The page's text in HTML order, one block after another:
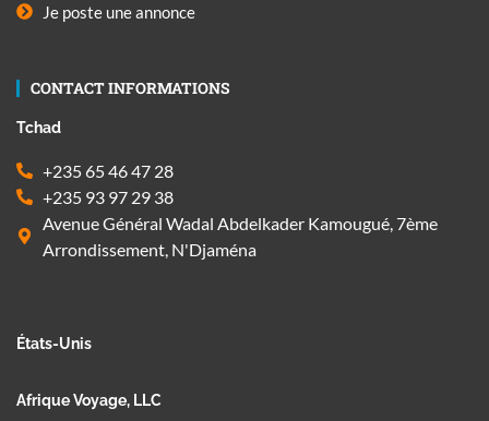
Je poste une annonce
CONTACT INFORMATIONS
Tchad
+235 65 46 47 28
+235 93 97 29 38
Avenue Général Wadal Abdelkader Kamougué, 7ème
Arrondissement, N'Djaména
États-Unis
Afrique Voyage, LLC